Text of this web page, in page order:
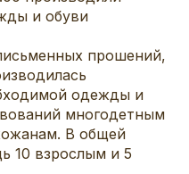
и обуви
прошений,
одежды и
многодетным
В общей
10 взрослым и 5